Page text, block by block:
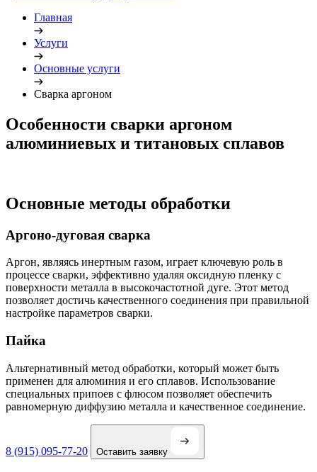
Главная
Услуги
Основные услуги
Сварка аргоном
Особенности сварки аргоном
алюминиевых и титановых сплавов
Основные методы обработки
Аргоно-дуговая сварка
Аргон, являясь инертным газом, играет ключевую роль в
процессе сварки, эффективно удаляя оксидную пленку с
поверхности металла в высокочастотной дуге. Этот метод
позволяет достичь качественного соединения при правильной
настройке параметров сварки.
Пайка
Альтернативный метод обработки, который может быть
применен для алюминия и его сплавов. Использование
специальных припоев с флюсом позволяет обеспечить
равномерную диффузию металла и качественное соединение.
8 (915) 095-77-20 Оставить заявку